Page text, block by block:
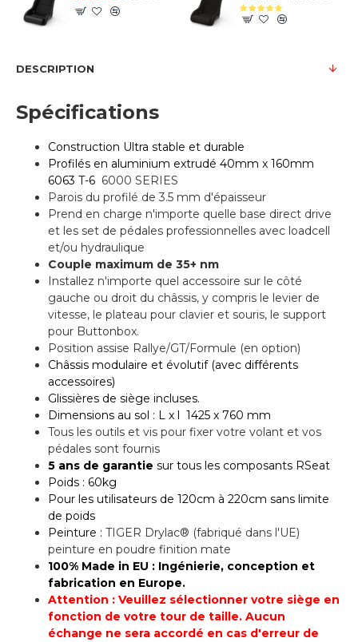
DESCRIPTION
Spécifications
Construction Ultra stable et durable
Profilés en aluminium extrudé 40mm x 160mm
6063 T-6 6000 SERIES
Parois du profilé de 3.5 mm d'épaisseur
Prend en charge n'importe quelle base direct drive
et les set de pédales professionnelles avec loadcell
et/ou hydraulique
Couple maximum de 35+ nm
Installez n'importe quel accessoire sur le côté
gauche ou droit du châssis, y compris le levier de
vitesse, le plateau pour clavier et souris, le support
pour Buttonbox.
Position assise Rallye/GT/Formule (en option)
Châssis modulaire et évolutif (avec différents
accessoires)
Glissières de siège incluses.
Dimensions au sol : L x l 1425 x 760 mm
Tous les outils et vis pour fixer votre volant et vos
pédales sont fournis
5 ans de garantie sur tous les composants RSeat
Poids : 60kg
Pour les utilisateurs de 120cm à 220cm sans limite
de poids
Peinture : TIGER Drylac® (fabriqué dans l'UE)
peinture en poudre finition mate
100% Made in EU : Ingénierie, conception et
fabrication en Europe.
Attention : Veuillez sélectionner votre siège en
fonction de votre tour de taille. Aucun
échange ne sera accordé en cas d'erreur de